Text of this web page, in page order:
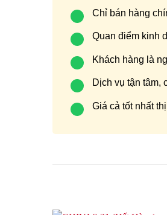
Chỉ bán hàng
Quan điểm kinh
Khách hàng là
Dịch vụ tận tâm,
Giá cả tốt nhất